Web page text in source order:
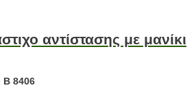
αντίστασης με μανίκι
Β 8406